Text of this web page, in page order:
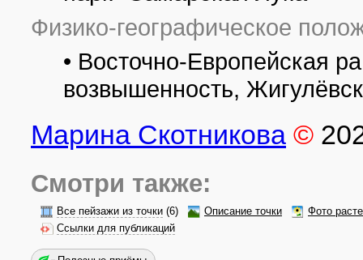
Физико-географическое
• Восточно-Европейская
возвышенность,
Марина Скотникова ©
Смотри также:
Все пейзажи из точки (6) Описание точки
Фото
Ссылки для публикаций